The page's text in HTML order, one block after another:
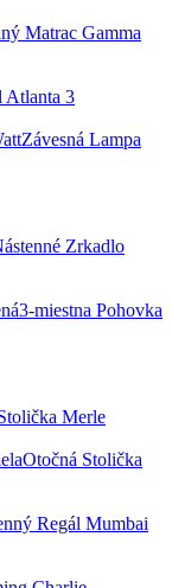
Matrac Gamma
Atlanta 3
Závesná Lampa
Zrkadlo
3-miestna Pohovka
Merle
Otočná Stolička
Regál Mumbai